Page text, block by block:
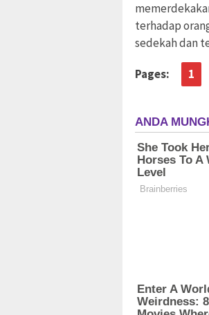
terhadap
sedekah dan
Pages: 1